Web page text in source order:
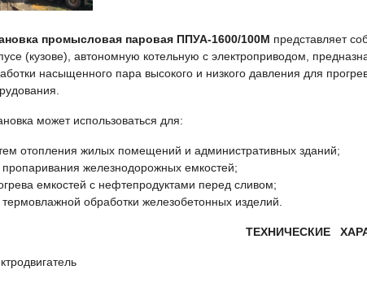
промысловая паровая ППУА-1600/100М представляет
(кузове), автономную котельную с электроприводом,
насыщенного пара высокого и низкого давления для
может использоваться для:
отопления жилых помещений и административных зданий;
пропаривания железнодорожных емкостей;
емкостей с нефтепродуктами перед сливом;
термовлажной обработки железобетонных изделий.
ТЕХНИЧЕСКИЕ